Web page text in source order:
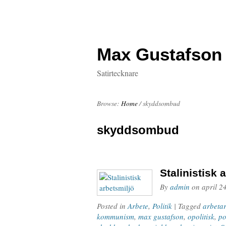
Max Gustafson
Satirtecknare
Browse: Home/skyddsombud
skyddsombud
Stalinistisk
By admin on april
Posted inArbete, Politik | Tagged
kommunism, max gustafson, opolitisk,